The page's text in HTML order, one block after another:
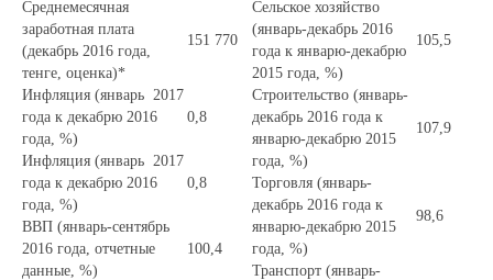
Среднемесячная
заработная плата
(декабрь 2016 года,
тенге, оценка)*
151 770
Инфляция (январь 2017
года к декабрю 2016
года, %)
0,8
Инфляция (январь 2017
года к декабрю 2016
года, %)
0,8
ВВП (январь-сентябрь
2016 года, отчетные
данные, %)
100,4
Сельское хозяйство
(январь-декабрь 2016
года к январю-декабрю
2015 года, %)
105,5
Строительство (январь-
декабрь 2016 года к
январю-декабрю 2015
года, %)
107,9
Торговля (январь-
декабрь 2016 года к
январю-декабрю 2015
года, %)
98,6
Транспорт (январь-